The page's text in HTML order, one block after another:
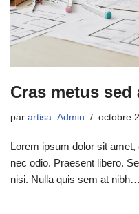
Cras metus
par artisa_Admin octobre
Lorem ipsum dolor sit
nec odio. Praesent libero.
nisi. Nulla quis sem at nibh…